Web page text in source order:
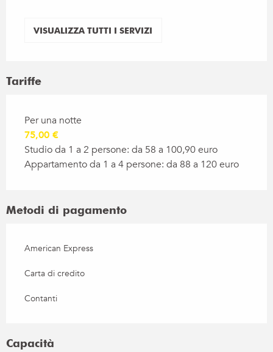
VISUALIZZA TUTTI I SERVIZI
Tariffe
Tariffe 2026
Per una notte
75,00 €
Studio da 1 a 2 persone: da 58 a 100,90 euro
Appartamento da 1 a 4 persone: da 88 a 120 euro
Metodi di pagamento
American Express
Carta di credito
Contanti
Capacità